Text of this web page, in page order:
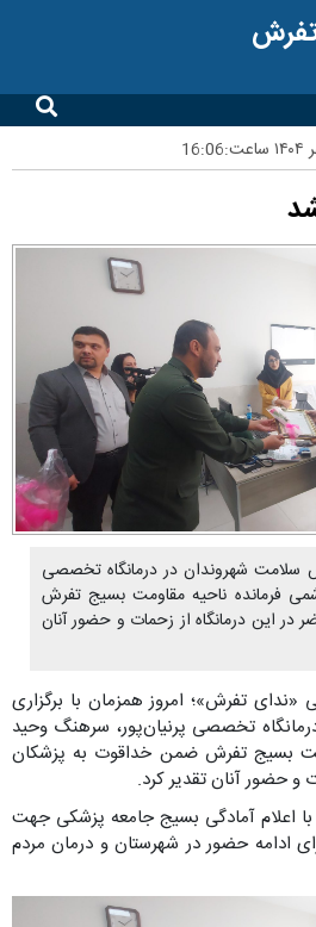
سلامت شهروندان در درمانگاه تخصصی
فرمانده ناحیه مقاومت بسیج تفرش
این درمانگاه از زحمات و حضور آنان
«ندای تفرش»؛ امروز همزمان با برگزاری
تخصصی پرنیان‌پور، سرهنگ وحید
بسیج تفرش ضمن خداقوت به پزشکان
و حضور آنان تقدیر کرد.
اعلام آمادگی بسیج جامعه پزشکی جهت
ادامه حضور در شهرستان و درمان مردم